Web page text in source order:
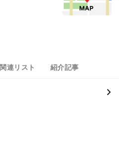
関連リスト 紹介記事